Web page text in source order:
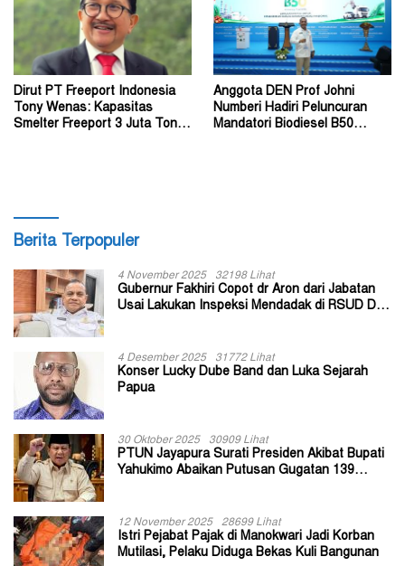
Dirut PT Freeport Indonesia
Tony Wenas: Kapasitas
Smelter Freeport 3 Juta Ton
Anggota DEN Prof Johni
Numberi Hadiri Peluncuran
Mandatori Biodiesel B50
Berita Terpopuler
4 November 2025 32198 Lihat
Gubernur Fakhiri Copot dr Aron dari Jabatan
Usai Lakukan Inspeksi Mendadak di RSUD Dok
4 Desember 2025 31772 Lihat
Konser Lucky Dube Band dan Luka Sejarah
Papua
30 Oktober 2025 30909 Lihat
PTUN Jayapura Surati Presiden Akibat Bupati
Yahukimo Abaikan Putusan Gugatan 139
12 November 2025 28699 Lihat
Istri Pejabat Pajak di Manokwari Jadi Korban
Mutilasi, Pelaku Diduga Bekas Kuli Bangunan